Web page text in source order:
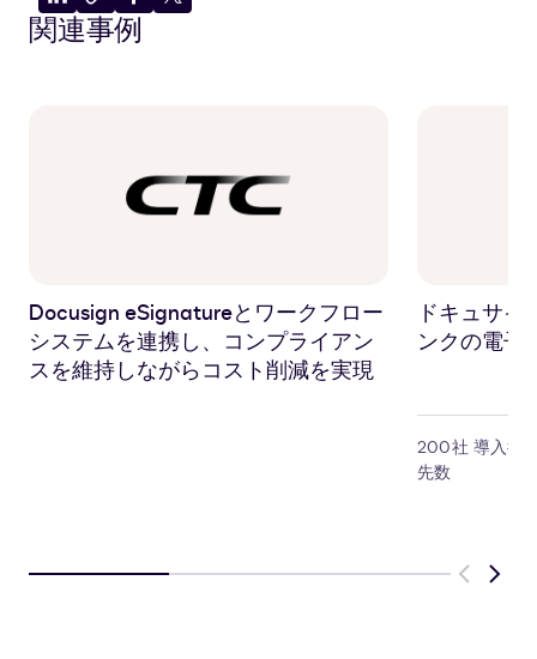
LinkedIn
に
ク
リ
Facebook
に
X
関連事例
Docusign eSignatureとワークフロー
システムを連携し、コンプライアン
スを維持しながらコスト削減を実現
ドキュサ
ンクの電子
200社 導入後3
先数
Previous
Next